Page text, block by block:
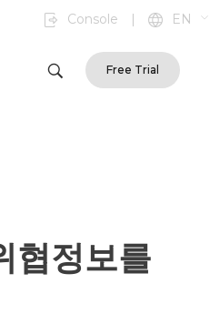
Console | EN
Free Trial
정보를